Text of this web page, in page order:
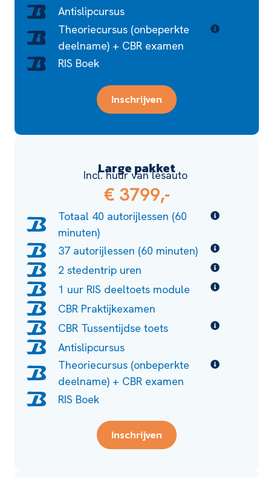
Antislipcursus
Theoriecursus (onbeperkte
deelname) + CBR examen
RIS Boek
Inschrijven
Large pakket
Incl. huur van lesauto
€ 3799,-
Totaal 40 autorijlessen (60
minuten)
37 autorijlessen (60 minuten)
2 stedentrip uren
1 uur RIS deeltoets module
CBR Praktijkexamen
CBR Tussentijdse toets
Antislipcursus
Theoriecursus (onbeperkte
deelname) + CBR examen
RIS Boek
Inschrijven